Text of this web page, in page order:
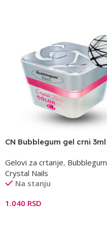
CN Bubblegum gel crni 3ml
Gelovi za crtanje, Bubblegum
Crystal Nails
Na stanju
1.040 RSD